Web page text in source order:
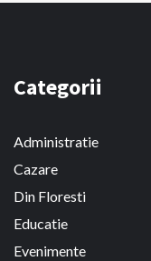
Categorii
Administratie
Cazare
Din Floresti
Educatie
Evenimente